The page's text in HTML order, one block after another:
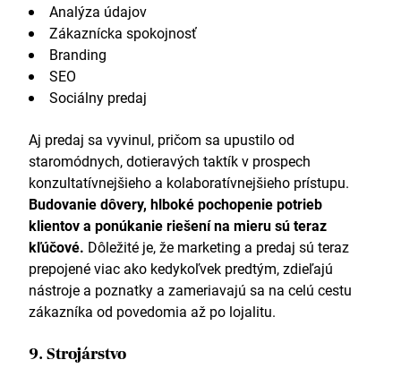
Analýza údajov
Zákaznícka spokojnosť
Branding
SEO
Sociálny predaj
Aj predaj sa vyvinul, pričom sa upustilo od
staromódnych, dotieravých taktík v prospech
konzultatívnejšieho a kolaboratívnejšieho prístupu.
Budovanie dôvery, hlboké pochopenie potrieb
klientov a ponúkanie riešení na mieru sú teraz
kľúčové. Dôležité je, že marketing a predaj sú teraz
prepojené viac ako kedykoľvek predtým, zdieľajú
nástroje a poznatky a zameriavajú sa na celú cestu
zákazníka od povedomia až po lojalitu.
9. Strojárstvo